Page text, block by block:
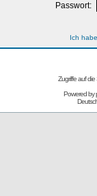
Passwort:
Ich
Zugriffe auf
Powered by